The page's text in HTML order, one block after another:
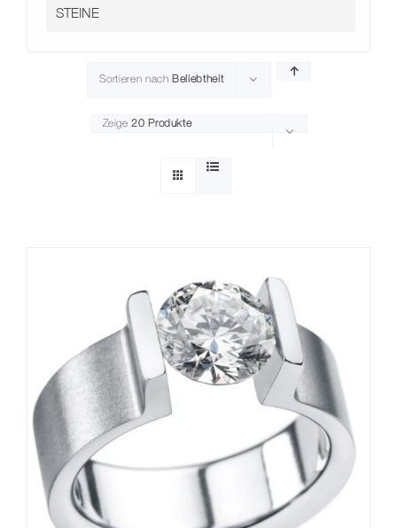
Sortieren nach Beliebtheit
Zeige20 Produkte